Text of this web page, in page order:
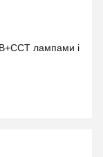
лампами і